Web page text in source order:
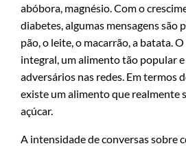
abóbora, magnésio. Com o
diabetes, algumas mensagens são
pão, o leite, o macarrão, a batata.
integral, um alimento tão popular
adversários nas redes. Em termos
existe um alimento que realmente
açúcar.
A intensidade de conversas sobre